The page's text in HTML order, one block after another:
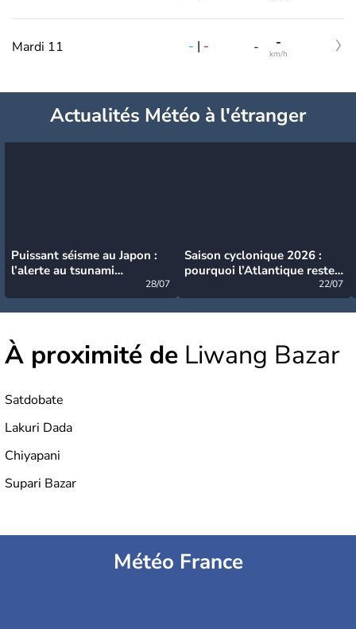
Mardi 11 - | - - -
km/h
Actualités Météo à l'étranger
Puissant séisme au Japon :
l’alerte au tsunami
28/07
Saison cyclonique 2026 :
pourquoi l’Atlantique reste
22/07
À proximité de Liwang Bazar
Satdobate
Lakuri Dada
Chiyapani
Supari Bazar
Météo France